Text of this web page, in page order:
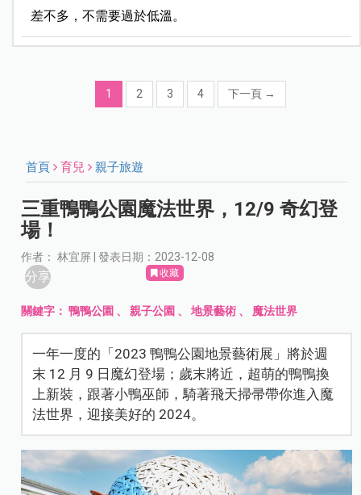
差不多，不需要過於低溫。
1 2 3 4 下一頁 →
首頁 育兒 親子旅遊
三重鴨鴨公園魔法世界，12/9 奇幻登
場！
作者： 林宜屏 | 發表日期：2023-12-08
分享 收藏
關鍵字：鴨鴨公園 、親子公園 、地景藝術 、 魔法世界
一年一度的「2023 鴨鴨公園地景藝術展」將於週
末 12 月 9 日魔幻登場；歲末將近，超萌的鴨鴨換
上新裝，跟著小鴨巫師，騎著飛天掃帚帶你進入魔
法世界，迎接美好的 2024。